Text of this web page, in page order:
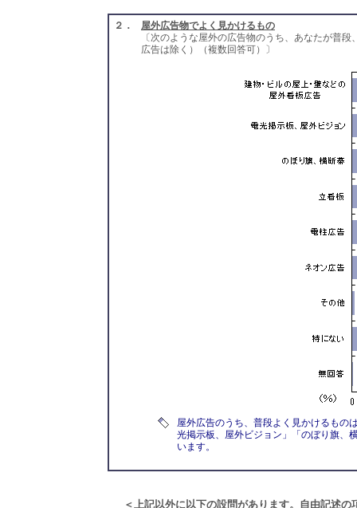
２．
屋外広告物でよく見かけるもの
〔次のような屋外の広告物のうち、あなたが普
広告は除く）（複数回答可）〕
屋外広告のうち、普段よく見かけるもの
光掲示板、屋外ビジョン」「のぼり旗、
います。
＜上記以外に以下の設問があります。自由記述の